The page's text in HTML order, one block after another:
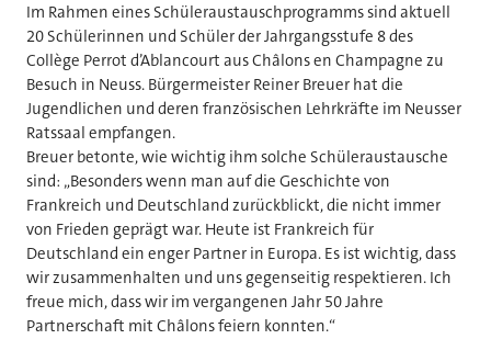
Im Rahmen eines Schüleraustauschprogramms sind aktuell
20 Schülerinnen und Schüler der Jahrgangsstufe 8 des
Collège Perrot d’Ablancourt aus Châlons en Champagne zu
Besuch in Neuss. Bürgermeister Reiner Breuer hat die
Jugendlichen und deren französischen Lehrkräfte im Neusser
Ratssaal empfangen.
Breuer betonte, wie wichtig ihm solche Schüleraustausche
sind: „Besonders wenn man auf die Geschichte von
Frankreich und Deutschland zurückblickt, die nicht immer
von Frieden geprägt war. Heute ist Frankreich für
Deutschland ein enger Partner in Europa. Es ist wichtig, dass
wir zusammenhalten und uns gegenseitig respektieren. Ich
freue mich, dass wir im vergangenen Jahr 50 Jahre
Partnerschaft mit Châlons feiern konnten.“